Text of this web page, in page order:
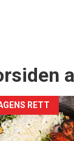
RETT